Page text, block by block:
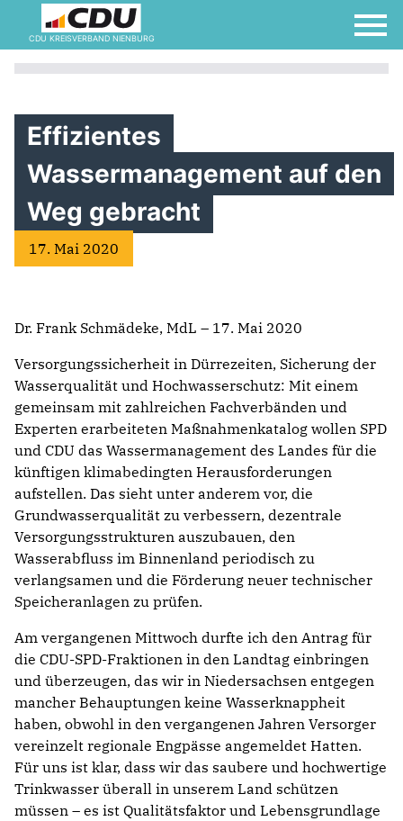
CDU KREISVERBAND NIENBURG
Effizientes
Wassermanagement auf den
Weg gebracht
17. Mai 2020
Dr. Frank Schmädeke, MdL – 17. Mai 2020
Versorgungssicherheit in Dürrezeiten, Sicherung der
Wasserqualität und Hochwasserschutz: Mit einem
gemeinsam mit zahlreichen Fachverbänden und
Experten erarbeiteten Maßnahmenkatalog wollen SPD
und CDU das Wassermanagement des Landes für die
künftigen klimabedingten Herausforderungen
aufstellen. Das sieht unter anderem vor, die
Grundwasserqualität zu verbessern, dezentrale
Versorgungsstrukturen auszubauen, den
Wasserabfluss im Binnenland periodisch zu
verlangsamen und die Förderung neuer technischer
Speicheranlagen zu prüfen.
Am vergangenen Mittwoch durfte ich den Antrag für
die CDU-SPD-Fraktionen in den Landtag einbringen
und überzeugen, das wir in Niedersachsen entgegen
mancher Behauptungen keine Wasserknappheit
haben, obwohl in den vergangenen Jahren Versorger
vereinzelt regionale Engpässe angemeldet Hatten.
Für uns ist klar, dass wir das saubere und hochwertige
Trinkwasser überall in unserem Land schützen
müssen – es ist Qualitätsfaktor und Lebensgrundlage